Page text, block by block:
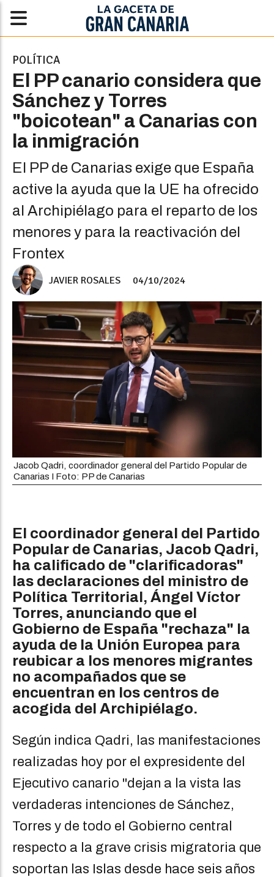
El PP canario considera que
Sánchez y Torres
"boicotean" a Canarias con
la inmigración
El PP de Canarias exige que España
active la ayuda que la UE ha ofrecido
al Archipiélago para el reparto de los
menores y para la reactivación del
Frontex
POLÍTICA
04/10/2024
JAVIER ROSALES
Jacob Qadri, coordinador general del Partido Popular de
Canarias I Foto: PP de Canarias
El coordinador general del Partido
Popular de Canarias, Jacob Qadri,
ha calificado de "clarificadoras"
las declaraciones del ministro de
Política Territorial, Ángel Víctor
Torres, anunciando que el
Gobierno de España "rechaza" la
ayuda de la Unión Europea para
reubicar a los menores migrantes
no acompañados que se
encuentran en los centros de
acogida del Archipiélago.
Según indica Qadri, las manifestaciones
realizadas hoy por el expresidente del
Ejecutivo canario "dejan a la vista las
verdaderas intenciones de Sánchez,
Torres y de todo el Gobierno central
respecto a la grave crisis migratoria que
soportan las Islas desde hace seis años